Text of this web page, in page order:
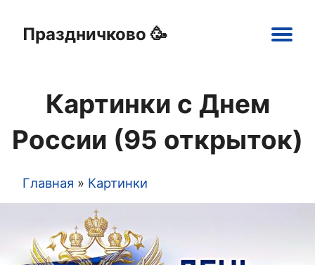
Праздничково 🥳
navigation
Открытки
Картинки
Шаблоны
Праздники
Картинки с Днем
России (95 открыток)
Строка
навигации
Главная Картинки